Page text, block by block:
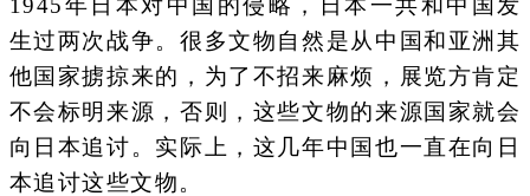
1945年日本对中国的侵略，日本一共和中国发
生过两次战争。很多文物自然是从中国和亚洲其
他国家掳掠来的，为了不招来麻烦，展览方肯定
不会标明来源，否则，这些文物的来源国家就会
向日本追讨。实际上，这几年中国也一直在向日
本追讨这些文物。